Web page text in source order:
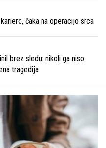
čaka na operacijo srca
brez sledu: nikoli ga niso
tragedija